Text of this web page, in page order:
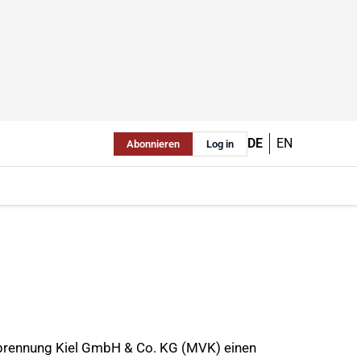
Abonnieren Log in DE EN
Kiel GmbH & Co. KG (MVK) einen